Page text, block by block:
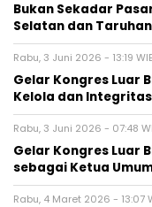
Bukan Sekadar
Selatan dan
Rabu, 3 Juni 2026 - 13:19
Gelar Kongres Luar
Kelola dan
Rabu, 3 Juni 2026 - 07:48
Gelar Kongres Luar
sebagai Ketua
Rabu, 4 Maret 2026 - 13:07